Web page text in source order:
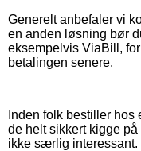
Generelt anbefaler vi
en anden løsning bør
eksempelvis ViaBill,
betalingen senere.
Inden folk bestiller
de helt sikkert kigge på
ikke særlig interessant.